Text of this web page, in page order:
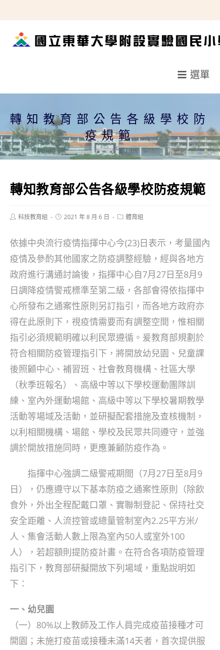
轉
選單
轉知教育部公告各級學校防
疫規範
轉知教育部公告各級學校防疫規範
Post科技教育組
Post2021 年 8 月 6 日
Post體育組
依據中央流行疫情指揮中心今(23)日表示，考量國內
疫情及參酌其他國家之防疫調整經驗，經與各地方
政府進行溝通討論後，指揮中心自7月27日至8月9
日調降疫情警戒標準至第二級，各部會得依指揮中
心所發布之通案性原則另訂指引，而各地方政府亦
得在此原則下，視疫情需要而有調整空間，惟相關
指引必須規範明確以利民眾遵循。爰教育部規劃於
符合相關防疫管理指引下，將開放幼兒園、兒童課
後照顧中心、補習班、社會教育機構、社區大學
（秋季班報名）、高級中等以下學校運動團隊訓
練、室內外運動場館、高級中等以下學校暑期教學
活動等場域及活動，並研擬配套措施及查核機制，
以利相關機構、場館、學校及民眾共同遵守，並強
調於開放措施同時，更應兼顧防疫作為。
指揮中心強調二級警戒期間（7月27日至8月9
日），仍應遵守以下基本防疫之通案性原則（除飲
食外，外出全程配戴口罩、實聯制登記、保持社交
安全距離、人流控管或總量管制室內2.25平方米/
人、集會活動人數上限為室內50人或室外100
人），若超額則提防疫計畫。在符合各項防疫管理
指引下，教育部研擬開放下列場域，重點說明如
下：
一、幼兒園
（一）80%以上教師及工作人員完成疫苗接種才可
開園；未施打疫苗或接種未滿14天者，首次提供服